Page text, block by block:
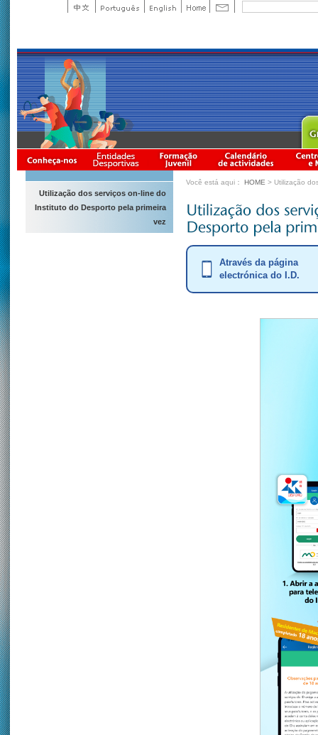
Utilização dos serviços on-line do
Instituto do Desporto pela primeira
vez
Você está aqui： HOME > Utilização
Através da página
electrónica do I.D.